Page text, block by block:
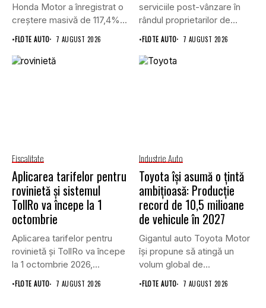
Honda Motor a înregistrat o
creștere masivă de 117,4%...
•FLOTE AUTO 7 AUGUST 2026
serviciile post-vânzare în
rândul proprietarilor de
•FLOTE AUTO 7 AUGUST 2026
Fiscalitate
Aplicarea tarifelor pentru
rovinietă și sistemul
TollRo va începe la 1
octombrie
Aplicarea tarifelor pentru
rovinietă și TollRo va începe
la 1 octombrie 2026,...
•FLOTE AUTO 7 AUGUST 2026
Industrie Auto
Toyota își asumă o țintă
ambițioasă: Producție
record de 10,5 milioane
de vehicule în 2027
Gigantul auto Toyota Motor
își propune să atingă un
volum global de...
•FLOTE AUTO 7 AUGUST 2026